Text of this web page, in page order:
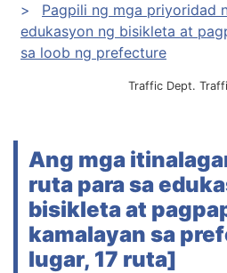
Pagpili ng mga priyoridad
edukasyon ng bisikleta at
sa loob ng prefecture
Traffic Dept.
Ang mga
ruta para sa
bisikleta at
kamalayan sa
lugar, 17 ruta]